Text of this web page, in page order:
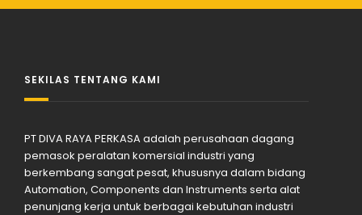
SEKILAS TENTANG KAMI
PT DIVA RAYA PERKASA adalah perusahaan dagang
pemasok peralatan komersial industri yang
berkembang sangat pesat, khususnya dalam bidang
Automation, Components dan Instruments serta alat
penunjang kerja untuk berbagai kebutuhan industri